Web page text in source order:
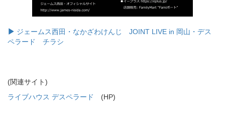
ジェームス西田・なかざわけんじ JOINT LIVE in 岡山・デス
ペラード チラシ
(関連サイト)
ライブハウス デスペラード
(HP)